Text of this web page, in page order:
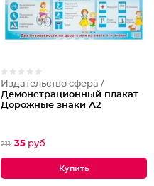
Издательство сфера /
Демонстрационный плакат
Дорожные знаки А2
211 35 руб